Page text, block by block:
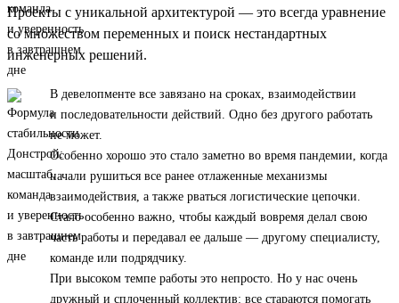
Проекты с уникальной архитектурой — это всегда уравнение
со множеством переменных и поиск нестандартных
инженерных решений.
В девелопменте все завязано на сроках, взаимодействии
и последовательности действий. Одно без другого работать
не может.
Особенно хорошо это стало заметно во время пандемии, когда
начали рушиться все ранее отлаженные механизмы
взаимодействия, а также рваться логистические цепочки.
Стало особенно важно, чтобы каждый вовремя делал свою
часть работы и передавал ее дальше — другому специалисту,
команде или подрядчику.
При высоком темпе работы это непросто. Но у нас очень
дружный и сплоченный коллектив: все стараются помогать